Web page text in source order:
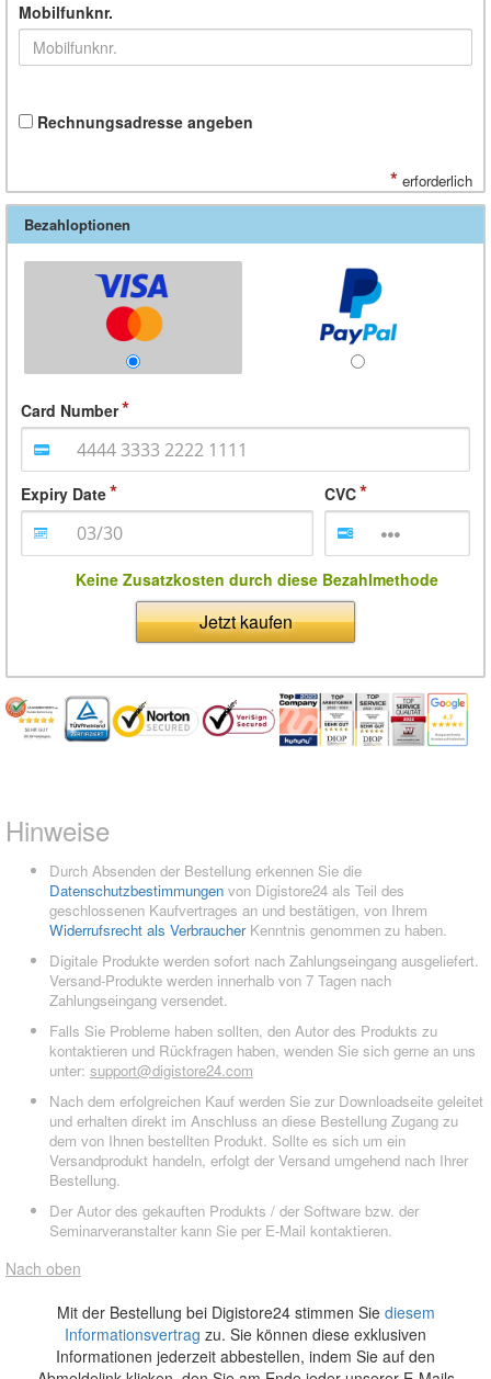
Mobilfunknr.
Rechnungsadresse angeben
* erforderlich
Bezahloptionen
Card Number
Expiry Date CVC
Keine Zusatzkosten durch diese Bezahlmethode
Jetzt kaufen
Hinweise
Durch Absenden der Bestellung erkennen Sie die
Datenschutzbestimmungen von Digistore24 als Teil des
geschlossenen Kaufvertrages an und bestätigen, von Ihrem
Widerrufsrecht als VerbraucherKenntnis genommen zu haben.
Digitale Produkte werden sofort nach Zahlungseingang ausgeliefert.
Versand-Produkte werden innerhalb von 7 Tagen nach
Zahlungseingang versendet.
Falls Sie Probleme haben sollten, den Autor des Produkts zu
kontaktieren und Rückfragen haben, wenden Sie sich gerne an uns
unter: support@digistore24.com
Nach dem erfolgreichen Kauf werden Sie zur Downloadseite geleitet
und erhalten direkt im Anschluss an diese Bestellung Zugang zu
dem von Ihnen bestellten Produkt. Sollte es sich um ein
Versandprodukt handeln, erfolgt der Versand umgehend nach Ihrer
Bestellung.
Der Autor des gekauften Produkts / der Software bzw. der
Seminarveranstalter kann Sie per E-Mail kontaktieren.
Nach oben
Mit der Bestellung bei Digistore24 stimmen Sie diesem
Informationsvertrag zu. Sie können diese exklusiven
Informationen jederzeit abbestellen, indem Sie auf den